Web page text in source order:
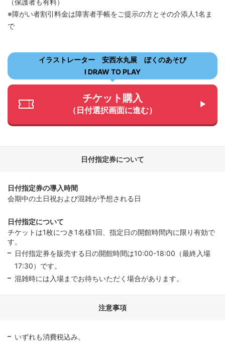
（保護者も有料）
※障がい者割引料金は障害者手帳をご提示の方とその介添人1名ま
で
イラストレーター 安西水丸展 ぼくのあそび
I DRAW TO PLAY
チケット購入
（日付選択画面に進む）
日付指定券について
日付指定券の導入時間
会期中の土日祝および混雑が予想される日
日付指定について
チケットは1枚につき1名様1回、指定日の開館時間内に限り有効で
す。
日付指定券を販売する日の開館時間は10:00-18:00（最終入場
17:30）です。
混雑時には入場までお待ちいただく場合があります。
注意事項
いずれも消費税込み。